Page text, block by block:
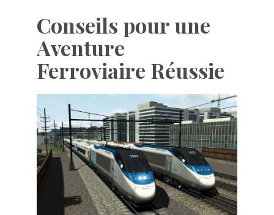
Conseils pour une
Aventure
Ferroviaire Réussie